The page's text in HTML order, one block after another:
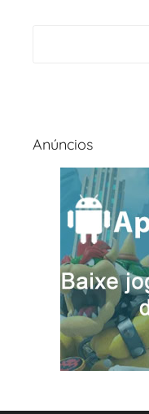
Anúncios